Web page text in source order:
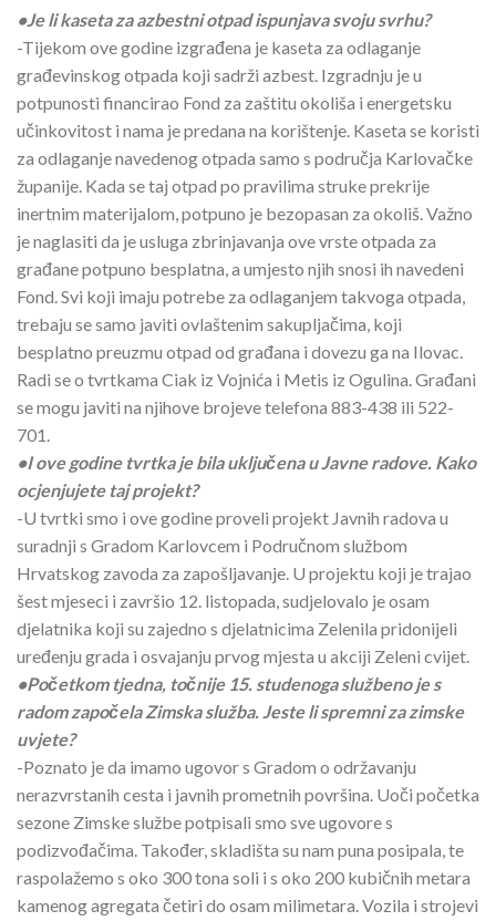
•Je li kaseta za azbestni otpad ispunjava svoju svrhu?
-Tijekom ove godine izgrađena je kaseta za odlaganje
građevinskog otpada koji sadrži azbest. Izgradnju je u
potpunosti financirao Fond za zaštitu okoliša i energetsku
učinkovitost i nama je predana na korištenje. Kaseta se koristi
za odlaganje navedenog otpada samo s područja Karlovačke
županije. Kada se taj otpad po pravilima struke prekrije
inertnim materijalom, potpuno je bezopasan za okoliš. Važno
je naglasiti da je usluga zbrinjavanja ove vrste otpada za
građane potpuno besplatna, a umjesto njih snosi ih navedeni
Fond. Svi koji imaju potrebe za odlaganjem takvoga otpada,
trebaju se samo javiti ovlaštenim sakupljačima, koji
besplatno preuzmu otpad od građana i dovezu ga na Ilovac.
Radi se o tvrtkama Ciak iz Vojnića i Metis iz Ogulina. Građani
se mogu javiti na njihove brojeve telefona 883-438 ili 522-
701.
•I ove godine tvrtka je bila uključena u Javne radove. Kako
ocjenjujete taj projekt?
-U tvrtki smo i ove godine proveli projekt Javnih radova u
suradnji s Gradom Karlovcem i Područnom službom
Hrvatskog zavoda za zapošljavanje. U projektu koji je trajao
šest mjeseci i završio 12. listopada, sudjelovalo je osam
djelatnika koji su zajedno s djelatnicima Zelenila pridonijeli
uređenju grada i osvajanju prvog mjesta u akciji Zeleni cvijet.
•Početkom tjedna, točnije 15. studenoga službeno je s
radom započela Zimska služba. Jeste li spremni za zimske
uvjete?
-Poznato je da imamo ugovor s Gradom o održavanju
nerazvrstanih cesta i javnih prometnih površina. Uoči početka
sezone Zimske službe potpisali smo sve ugovore s
podizvođačima. Također, skladišta su nam puna posipala, te
raspolažemo s oko 300 tona soli i s oko 200 kubičnih metara
kamenog agregata četiri do osam milimetara. Vozila i strojevi